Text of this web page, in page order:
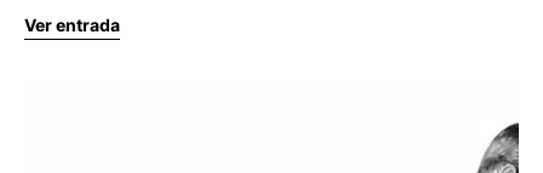
Ver entrada